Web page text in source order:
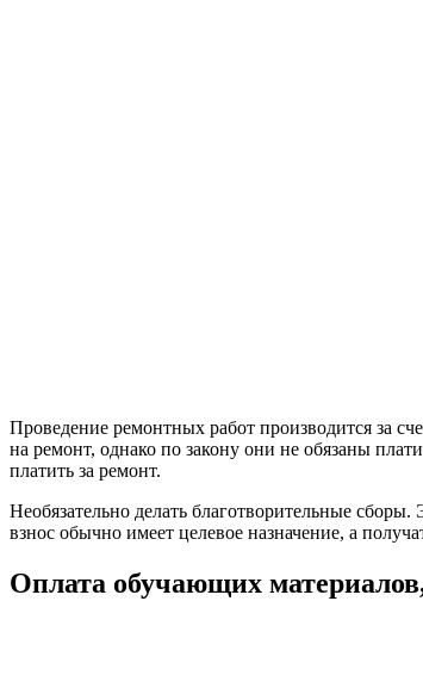
Проведение ремонтных работ производится за
на ремонт, однако по закону они не обязаны
платить за ремонт.
Необязательно делать благотворительные
взнос обычно имеет целевое назначение, а
Оплата обучающих